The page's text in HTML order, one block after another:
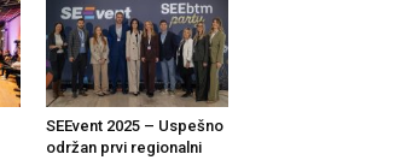
SEEvent 2025 – Uspešno
održan prvi regionalni